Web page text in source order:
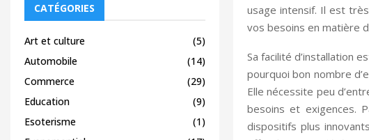
usage intensif. Il est
vos besoins en matière
Sa facilité d’installation
pourquoi bon nombre
Elle nécessite peu
besoins et exigences.
dispositifs plus
CATÉGORIES
Art et culture
(5)
Automobile
(14)
Commerce
(29)
Education
(9)
Esoterisme
(1)